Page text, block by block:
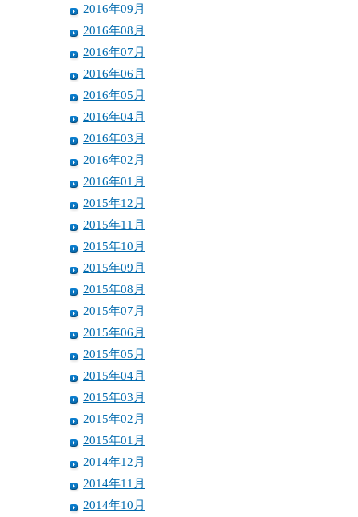
2016年09月
2016年08月
2016年07月
2016年06月
2016年05月
2016年04月
2016年03月
2016年02月
2016年01月
2015年12月
2015年11月
2015年10月
2015年09月
2015年08月
2015年07月
2015年06月
2015年05月
2015年04月
2015年03月
2015年02月
2015年01月
2014年12月
2014年11月
2014年10月